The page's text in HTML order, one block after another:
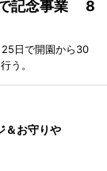
で記念事業 8
日で開園から30
う。
＆お守りや